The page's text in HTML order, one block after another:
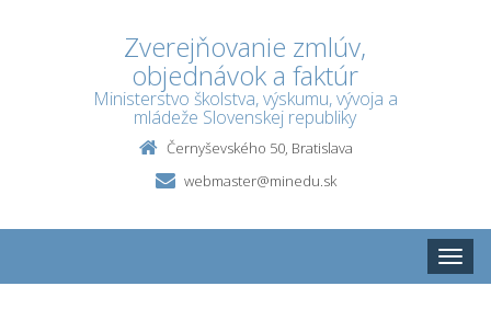
Zverejňovanie zmlúv,
objednávok a faktúr
Ministerstvo školstva, výskumu, vývoja a
mládeže Slovenskej republiky
Černyševského 50, Bratislava
webmaster@minedu.sk
Toggle